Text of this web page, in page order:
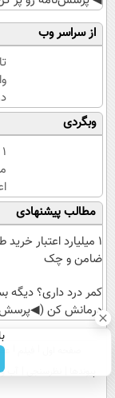
از سراسر وب
وبگردی
۱
مطالب پیشنهادی
۱ میلیارد اعتبار
ضامن و چک
کمر درد داری؟ دیگه
درمانش کن
آب